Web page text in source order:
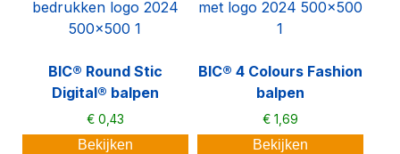
BIC® Round Stic
Digital® balpen
€0,43
Bekijken
BIC® 4 Colours Fashion
balpen
€1,69
Bekijken